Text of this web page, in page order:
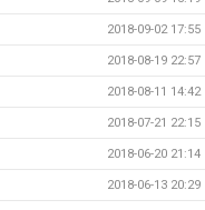
2018-09-02 17:55
2018-08-19 22:57
2018-08-11 14:42
2018-07-21 22:15
2018-06-20 21:14
2018-06-13 20:29